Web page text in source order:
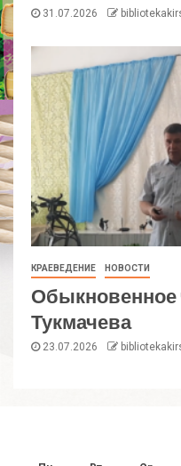
31.07.2026
КРАЕВЕДЕНИЕ НОВОСТИ
Обыкновенное
Тукмачева
23.07.2026